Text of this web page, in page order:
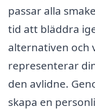
passar alla
tid att bläddra
alternativen och
representerar
den avlidne.
skapa en